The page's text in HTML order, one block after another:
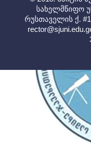
სახელმწიფო
რუსთაველის ქ.